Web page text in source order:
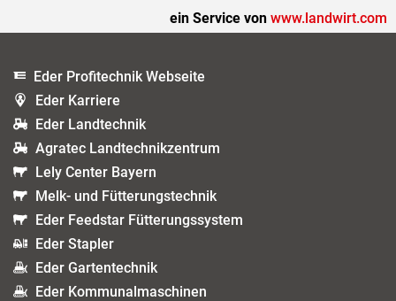
ein Service von www.landwirt.com
Eder Profitechnik Webseite
Eder Karriere
Eder Landtechnik
Agratec Landtechnikzentrum
Lely Center Bayern
Melk- und Fütterungstechnik
Eder Feedstar Fütterungssystem
Eder Stapler
Eder Gartentechnik
Eder Kommunalmaschinen